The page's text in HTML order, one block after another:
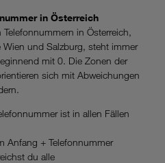
in Österreich
in Österreich,
und Salzburg, steht immer
mit 0. Die Zonen der
sich mit Abweichungen
ist in allen Fällen
Anfang + Telefonnummer
du alle